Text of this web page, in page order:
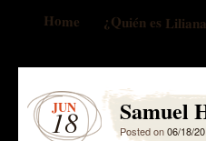
Home ¿Quién es
JUN
18 Samuel
Posted on06/18/